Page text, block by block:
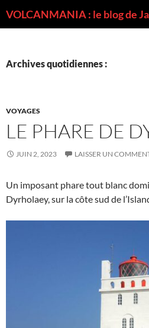
Archives quotidiennes :
VOYAGES
LE PHARE DE
JUIN 2, 2023 LAISSER UN
Un imposant phare tout blanc
Dyrholaey, sur la côte sud de